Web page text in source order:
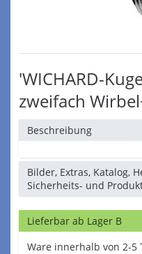
'WICHARD-
zweifach
Beschreibung
Bilder, Extras, Katalog,
Sicherheits- und
Lieferbar ab Lager B
Ware innerhalb von 2-5